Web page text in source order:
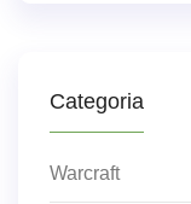
Categoria
Warcraft